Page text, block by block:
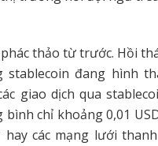
thảo từ trước. Hồi
stablecoin đang hình
giao dịch qua
chỉ khoảng 0,01
hay các mạng lưới